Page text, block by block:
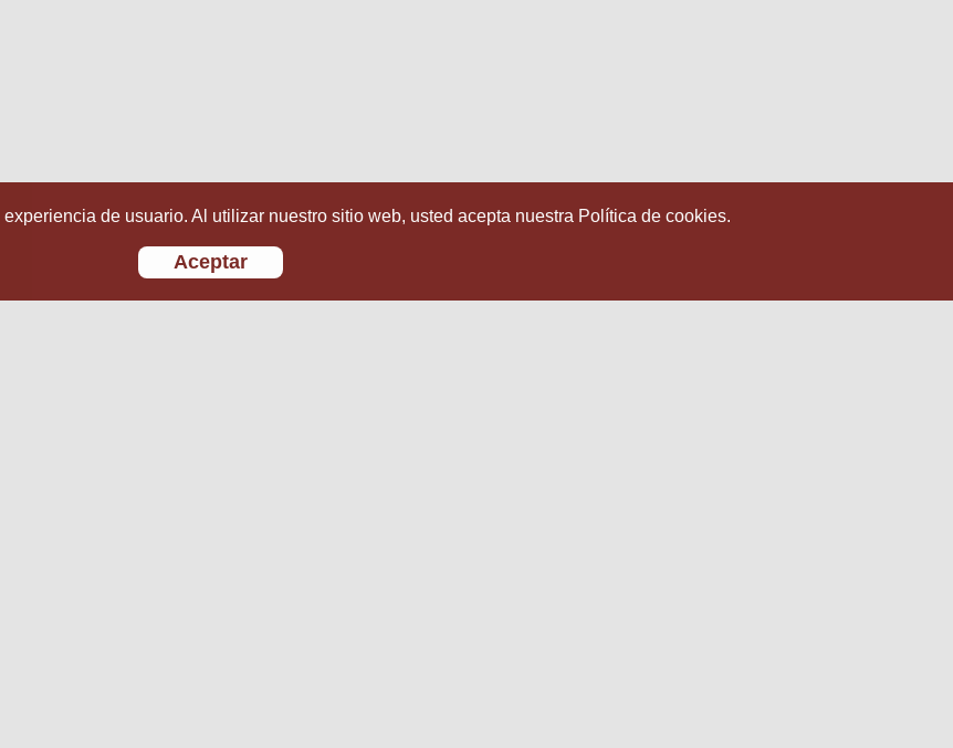
de usuario. Al utilizar nuestro sitio web, usted acepta nuestra Política de cookies.
Aceptar